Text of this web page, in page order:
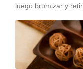
luego brumizar y